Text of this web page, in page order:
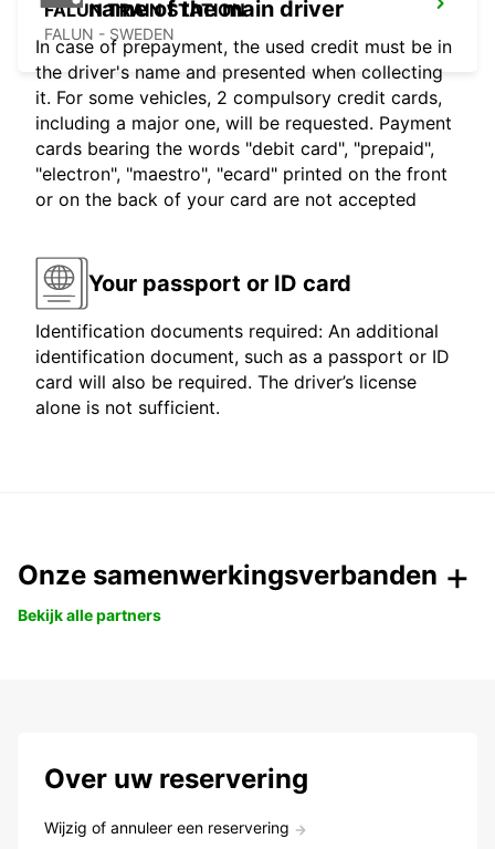
FALUN TRAIN STATION
FALUN - SWEDEN
name of the main driver
In case of prepayment, the used credit must be in
the driver's name and presented when collecting
it. For some vehicles, 2 compulsory credit cards,
including a major one, will be requested. Payment
cards bearing the words "debit card", "prepaid",
"electron", "maestro", "ecard" printed on the front
or on the back of your card are not accepted
Your passport or ID card
Identification documents required: An additional
identification document, such as a passport or ID
card will also be required. The driver’s license
alone is not sufficient.
Onze samenwerkingsverbanden
Bekijk alle partners
Over uw reservering
Wijzig of annuleer een reservering